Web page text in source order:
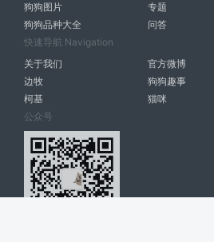
狗狗图片
专题
狗狗品种大全
问答
快速导航 Navigation
关于我们
官方微博
边牧
狗狗趣事
柯基
猫咪
公众号